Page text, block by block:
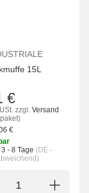
15L
€
zzgl. Versand
€
3 - 8 Tage (DE -